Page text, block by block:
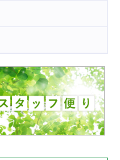
古池運動広場